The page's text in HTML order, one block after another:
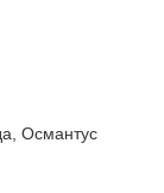
Османтус